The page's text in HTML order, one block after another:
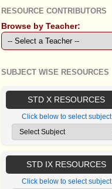
RESOURCE CONTRIBUTORS
Browse by Teacher:
SUBJECT WISE RESOURCES
STD X RESOURCES
Click below to select subject
STD IX RESOURCES
Click below to select subject